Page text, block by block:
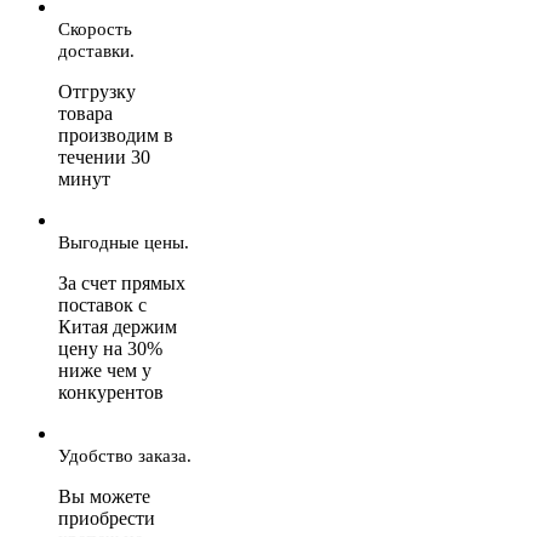
Скорость
доставки.
Отгрузку
товара
производим в
течении 30
минут
Выгодные цены.
За счет прямых
поставок с
Китая держим
цену на 30%
ниже чем у
конкурентов
Удобство заказа.
Вы можете
приобрести